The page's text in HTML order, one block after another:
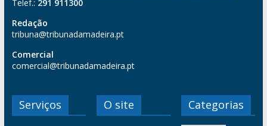
Telef.: 291 911300
Redação
tribuna@tribunadamadeira.pt
Comercial
comercial@tribunadamadeira.pt
Serviços O site Categorias